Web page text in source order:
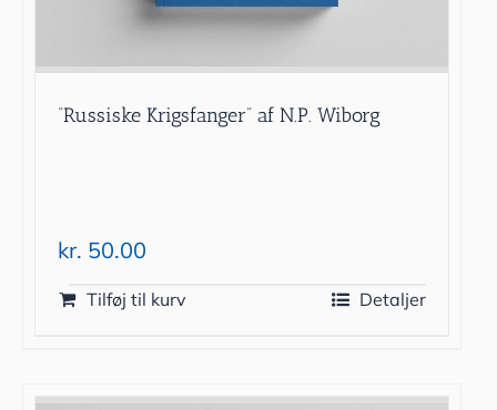
“Russiske Krigsfanger” af N.P. Wiborg
kr. 50.00
Tilføj til kurv Detaljer